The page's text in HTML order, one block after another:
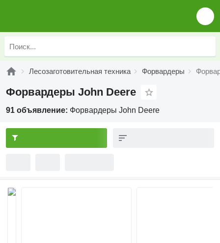
Лесозаготовительная техника Форвардеры
Форвардеры John Deere
91 объявление: Форвардеры John Deere